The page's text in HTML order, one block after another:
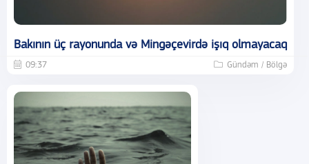
Bakının üç rayonunda və Mingəçevirdə işıq olmayacaq
09:37 Gündəm / Bölgə